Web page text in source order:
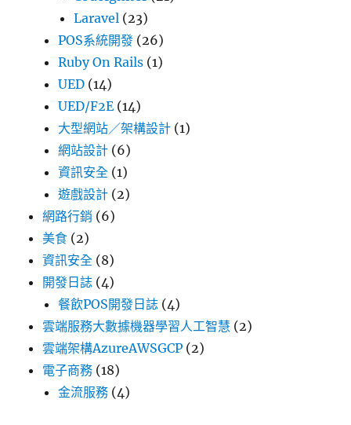
Laravel (23)
POS系統開發 (26)
Ruby On Rails (1)
UED (14)
UED/F2E (14)
大型網站／架構設計 (1)
網站設計 (6)
資訊安全 (1)
遊戲設計 (2)
網路行銷 (6)
美食 (2)
資訊安全 (8)
開發日誌 (4)
餐飲POS開發日誌 (4)
雲端服務大數據機器學習人工智慧 (2)
雲端架構AzureAWSGCP (2)
電子商務 (18)
金流服務 (4)